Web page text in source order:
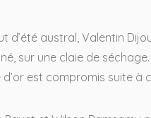
d’été austral, Valentin
sur une claie de
d’or est compromis suite à